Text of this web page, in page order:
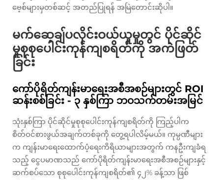
ဗေ့စ်များမှတစ်ဆင့် အတည်ပြုရန် အမြဲတောင်းဆိုပါ။
မက်ဆေ့ချ်ပလိုင်းဝယ်ယူမှုတွင် ပိုင်ဆိုင်
မှုစုစုပေါင်းကုန်ကျစရိတ်ကို အကဲဖြတ်
ခြင်း
ကော်ပိုရိတ်ကျန်းမာရေးအစီအစဉ်များတွင် ROI
ဆန်းစစ်ခြင်း - ၃ နှစ်ကြာ ဘဝသက်တမ်းအမြင်
သုံးနှစ်ကြာ ပိုင်ဆိုင်မှုစုစုပေါင်းကုန်ကျစရိတ်ကို ကြည့်ပါက
စိတ်ဝင်စားဖွယ်အချက်တစ်ခုကို တွေ့ရပါလိမ့်မယ်။ ကုမ္ပဏီများ
က ကျန်းမာရေးထောက်ပံ့ရေးကိရိယာများအတွက် ကနဦးကျခံရ
သည့် ငွေပမာဏသည် ကော်ပိုရိတ်ကျန်းမာရေးအစီအစဉ်များနှင့်
ဆက်စပ်သော စုစုပေါင်းကုန်ကျစရိတ်၏ ၄၂% ခန့်သာ ဖြစ်